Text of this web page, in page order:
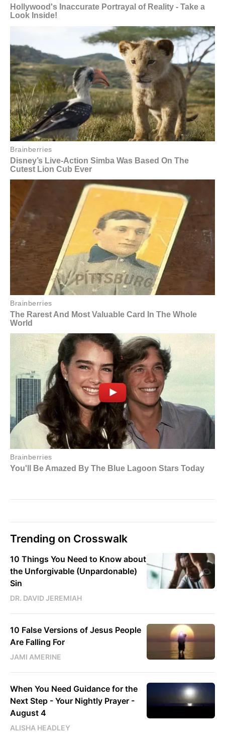
Trending on Crosswalk
10 Things You Need to Know about
the Unforgivable (Unpardonable)
Sin
DR. DAVID JEREMIAH
10 False Versions of Jesus People
Are Falling For
JAMI AMERINE
When You Need Guidance for the
Next Step - Your Nightly Prayer -
August 4
ALISHA HEADLEY